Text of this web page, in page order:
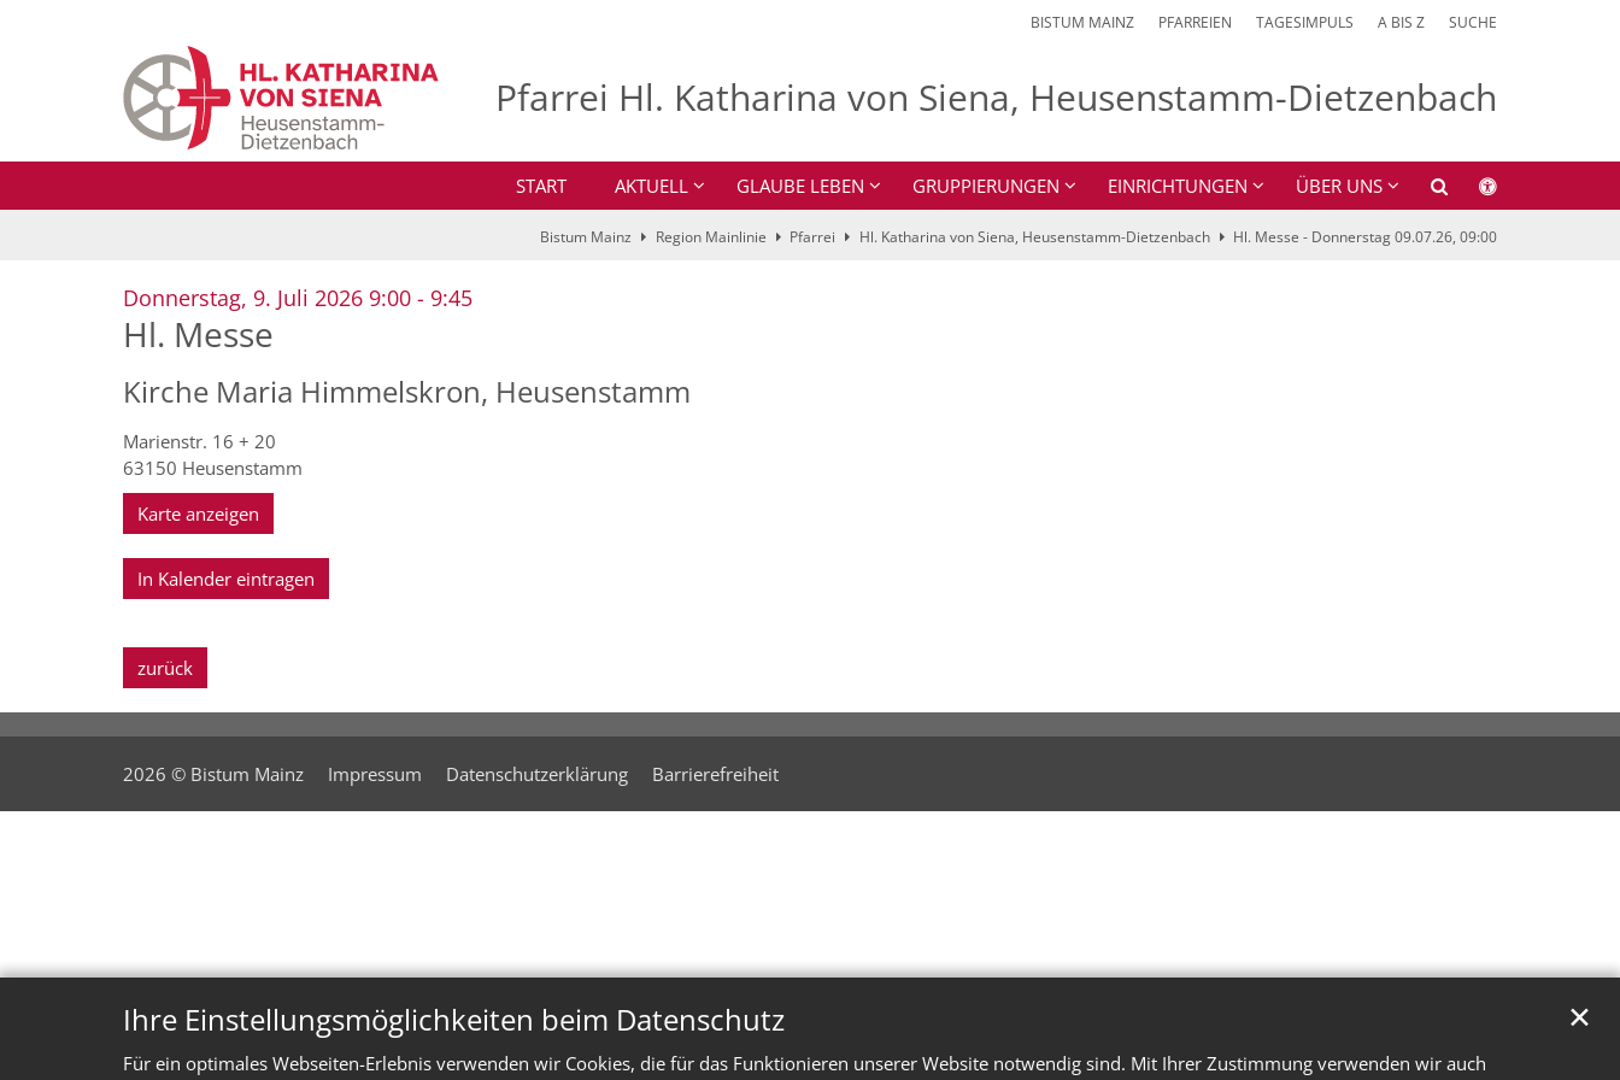
Ihre Einstellungsmöglichkeiten beim Datenschutz
Für ein optimales Webseiten-Erlebnis verwenden wir Cookies, die für das Funktionieren unserer Website notwendig sind. Mit Ihrer Zustimmung verwenden wir auch
✕
BISTUM MAINZ PFARREIEN TAGESIMPULS A BIS Z SUCHE
Pfarrei Hl. Katharina von Siena, Heusenstamm-Dietzenbach
START AKTUELL GLAUBE LEBEN GRUPPIERUNGEN EINRICHTUNGEN ÜBER UNS
Bistum Mainz Region Mainlinie Pfarrei Hl. Katharina von Siena, Heusenstamm-Dietzenbach Hl. Messe - Donnerstag 09.07.26, 09:00
Donnerstag, 9. Juli 2026 9:00 - 9:45:
Hl. Messe
Kirche Maria Himmelskron, Heusenstamm
Marienstr. 16 + 20
63150 Heusenstamm
Karte anzeigen
In Kalender eintragen
zurück
2026 © Bistum Mainz Impressum Datenschutzerklärung Barrierefreiheit